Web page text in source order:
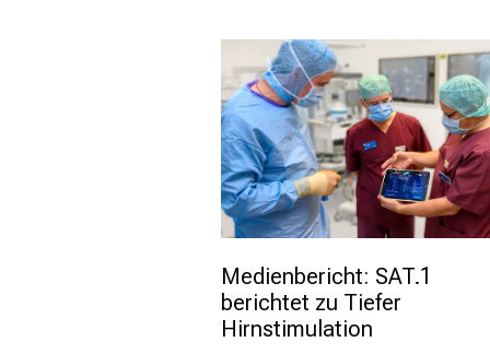
Medienbericht: SAT.1
berichtet zu Tiefer
Hirnstimulation